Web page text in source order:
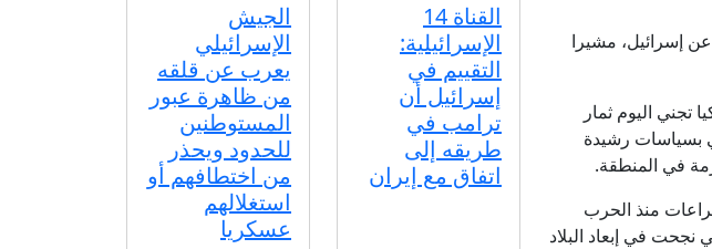
إسرائيل، مشيرا
تجني اليوم ثمار
بسياسات رشيدة
في المنطقة.
منذ الحرب
نجحت في إبعاد البلاد
القناة 14
الإسرائيلية:
التقييم في
إسرائيل أن
ترامب في
طريقه إلى
اتفاق مع إيران
الجيش
الإسرائيلي
يعرب عن قلقه
من ظاهرة عبور
المستوطنين
للحدود ويحذر
من اختطافهم أو
استغلالهم
عسكريا